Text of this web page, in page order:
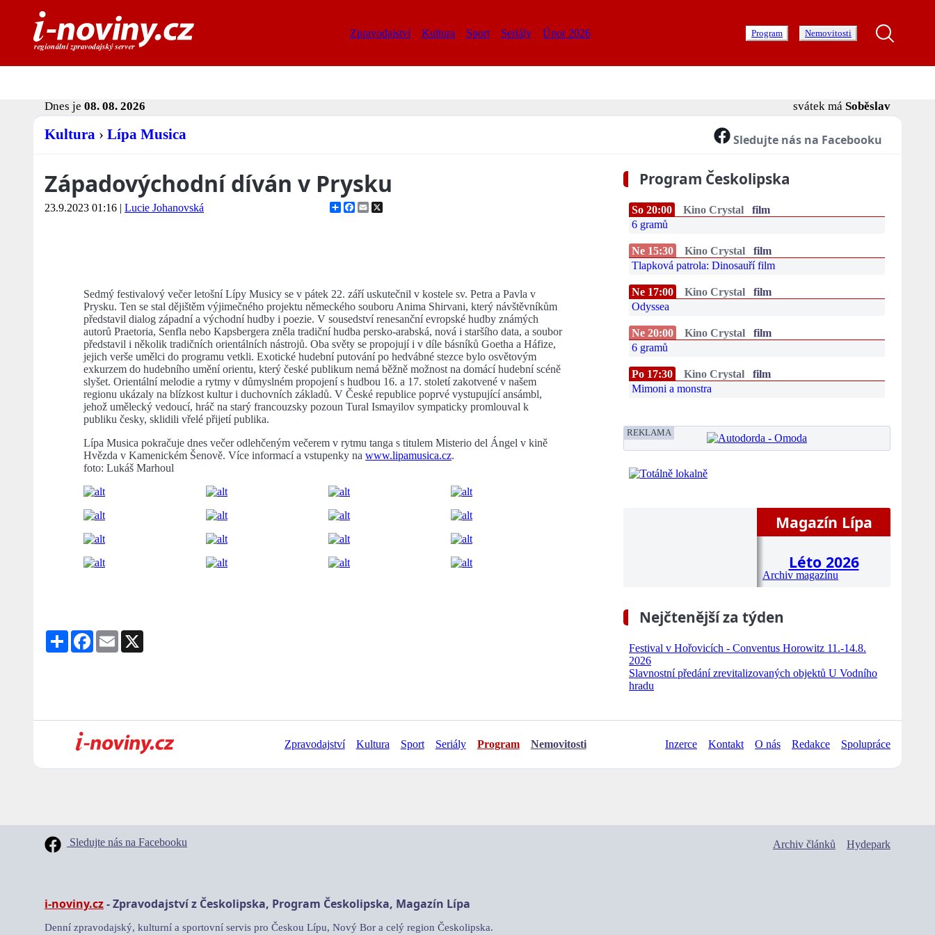
Zpravodajství Kultura Sport Seriály Únor 2026 Program Nemovitosti
Dnes je 08. 08. 2026 svátek má Soběslav
Kultura › Lípa Musica Sledujte nás na Facebooku
Západovýchodní díván v Prysku
23.9.2023 01:16 | Lucie Johanovská ShareFacebook
Email
Sedmý festivalový večer letošní Lípy Musicy se v pátek 22. září uskutečnil v kostele sv. Petra a Pavla v
Prysku. Ten se stal dějištěm výjimečného projektu německého souboru Anima Shirvani, který návštěvníkům
představil dialog západní a východní hudby i poezie. V sousedství renesanční evropské hudby známých
autorů Praetoria, Senfla nebo Kapsbergera zněla tradiční hudba persko-arabská, nová i staršího data, a soubor
představil i několik tradičních orientálních nástrojů. Oba světy se propojují i v díle básníků Goetha a Háfize,
jejich verše umělci do programu vetkli. Exotické hudební putování po hedvábné stezce bylo osvětovým
exkurzem do hudebního umění orientu, který české publikum nemá běžně možnost na domácí hudební scéně
slyšet. Orientální melodie a rytmy v důmyslném propojení s hudbou 16. a 17. století zakotvené v našem
regionu ukázaly na blízkost kultur i duchovních základů. V České republice poprvé vystupující ansámbl,
jehož umělecký vedoucí, hráč na starý francouzsky pozoun Tural Ismayilov sympaticky promlouval k
publiku česky, sklidili vřelé přijetí publika.
Lípa Musica pokračuje dnes večer odlehčeným večerem v rytmu tanga s titulem Misterio del Ángel v kině
Hvězda v Kamenickém Šenově. Více informací a vstupenky na www.lipamusica.cz.
foto: Lukáš Marhoul
Share Facebook
Email
Program Českolipska
So 20:00 Kino Crystal
film
6 gramů
Ne 15:30 Kino Crystal
film
Tlapková patrola: Dinosauří film
Ne 17:00 Kino Crystal
film
Odyssea
Ne 20:00 Kino Crystal
film
6 gramů
Po 17:30 Kino Crystal
film
Mimoni a monstra
REKLAMA
Magazín Lípa
Léto 2026
Archiv magazínu
Nejčtenější za týden
Festival v Hořovicích - Conventus Horowitz 11.-14.8.
2026
Slavnostní předání zrevitalizovaných objektů U Vodního
hradu
Zpravodajství Kultura Sport Seriály Program Nemovitosti Inzerce Kontakt O nás Redakce Spolupráce
Sledujte nás na Facebooku Archiv článků Hydepark
i-noviny.cz- Zpravodajství z Českolipska, Program Českolipska, Magazín Lípa
Denní zpravodajský, kulturní a sportovní servis pro Českou Lípu, Nový Bor a celý region Českolipska.